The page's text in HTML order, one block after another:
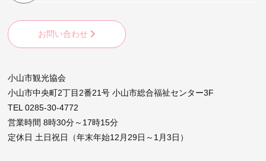
お問い合わせ
小山市観光協会
小山市中央町2丁目2番21号 小山市総合福祉センター3F
TEL 0285-30-4772
営業時間 8時30分～17時15分
定休日 土日祝日（年末年始12月29日～1月3日）